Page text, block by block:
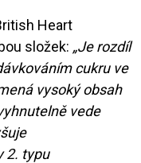
Heart
složek: „Je rozdíl
cukru ve
vysoký obsah
vede
2. typu